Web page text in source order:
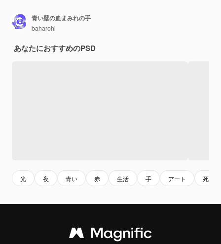
青い壁の血まみれの手
baharohi
あなたにおすすめのPSD
光 夜 青い 赤 生活 手 アート 死